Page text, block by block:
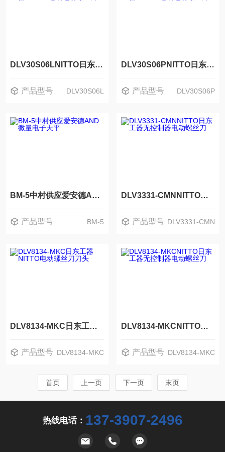
DLV30S06LNITTO日东工器DELVO达威电动螺丝刀
产品型号 DLV30S06L
DLV30S06PNITTO日东工器DELVO达威电动螺丝刀
产品型号 DLV30S06P
BM-5中村供应爱安德AND微量电子天平
产品型号 BM-5
DLV3331-CMNNITTO日东工器无控制器电动螺丝刀
产品型号 DLV3331-CMN
DLV8134-MKC日东工器NITTO电动螺丝刀刀头
产品型号 DLV8134-MKC
DLV8134-MKCNITTO日东工器无控制器电动螺丝刀
产品型号 DLV8134-MKC
首页 上一页 下一页 末页
热线电话： 137-3907-2496